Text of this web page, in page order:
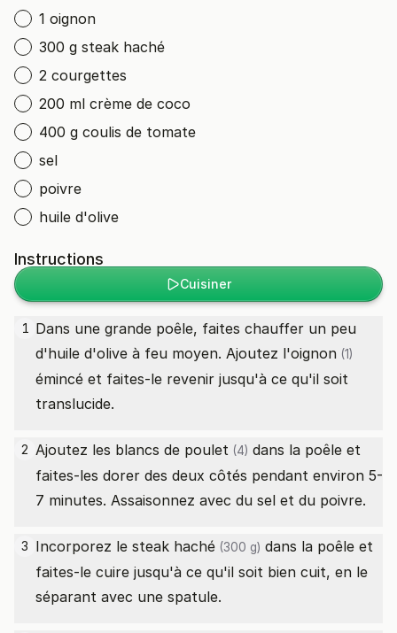
1 oignon
300 g steak haché
2 courgettes
200 ml crème de coco
400 g coulis de tomate
sel
poivre
huile d'olive
Instructions
Cuisiner
1 Dans une grande poêle, faites chauffer un peu
d'huile d'olive à feu moyen. Ajoutez l'oignon (1)
émincé et faites-le revenir jusqu'à ce qu'il soit
translucide.
2 Ajoutez les blancs de poulet (4) dans la poêle et
faites-les dorer des deux côtés pendant environ 5-
7 minutes. Assaisonnez avec du sel et du poivre.
3 Incorporez le steak haché (300 g) dans la poêle et
faites-le cuire jusqu'à ce qu'il soit bien cuit, en le
séparant avec une spatule.